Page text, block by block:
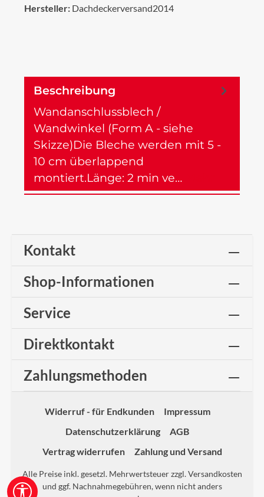
Hersteller: Dachdeckerversand2014
Beschreibung
Wandanschlussblech /
Wandwinkel (Form A - siehe
Skizze)Die Bleche werden mit 5 -
10 cm überlappend
montiert.Länge: 2 min ve…
Kontakt
Shop-Informationen
Service
Direktkontakt
Zahlungsmethoden
Widerruf - für Endkunden
Impressum
Datenschutzerklärung
AGB
Vertrag widerrufen
Zahlung und Versand
Alle Preise inkl. gesetzl. Mehrwertsteuer zzgl.Versandkosten
und ggf. Nachnahmegebühren, wenn nicht anders
Werkzeugleiste anzeigen